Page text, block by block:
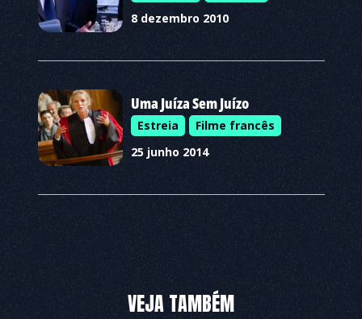
8 dezembro 2010
Uma Juíza Sem Juízo
Estreia
Filme francês
25 junho 2014
VEJA TAMBÉM